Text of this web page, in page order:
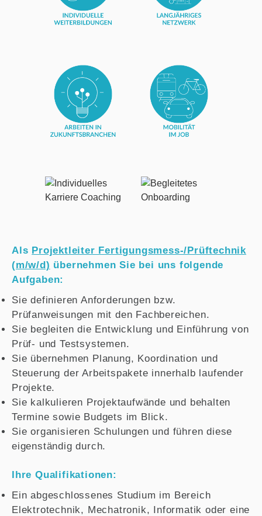
Als Projektleiter Fertigungsmess-/Prüftechnik
(m/w/d) übernehmen Sie bei uns folgende
Aufgaben:
Sie definieren Anforderungen bzw.
Prüfanweisungen mit den Fachbereichen.
Sie begleiten die Entwicklung und Einführung von
Prüf- und Testsystemen.
Sie übernehmen Planung, Koordination und
Steuerung der Arbeitspakete innerhalb laufender
Projekte.
Sie kalkulieren Projektaufwände und behalten
Termine sowie Budgets im Blick.
Sie organisieren Schulungen und führen diese
eigenständig durch.
Ihre Qualifikationen:
Ein abgeschlossenes Studium im Bereich
Elektrotechnik, Mechatronik, Informatik oder eine